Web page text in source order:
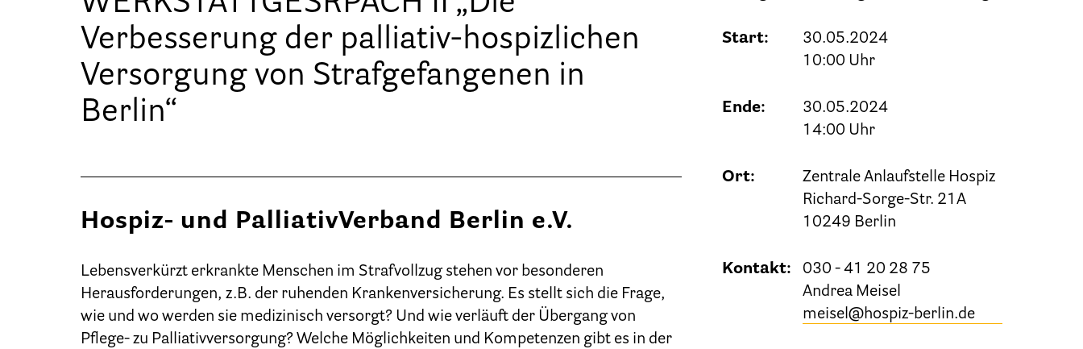
Geschäftsstelle des HPV Berlin
Freie Stellen
Mitgliederbereich (Intranet)
Besondere Situationen
Betreuung Zuhause
Betreuung im Pflegeheim
Betreuung im stationären Hospiz
Verbesserung der palliativ-hospizlichen
Versorgung von Strafgefangenen in
Berlin“
Hospiz- und PalliativVerband Berlin e.V.
Lebensverkürzt erkrankte Menschen im Strafvollzug stehen vor besonderen
Herausforderungen, z.B. der ruhenden Krankenversicherung. Es stellt sich die Frage,
wie und wo werden sie medizinisch versorgt? Und wie verläuft der Übergang von
Pflege- zu Palliativversorgung? Welche Möglichkeiten und Kompetenzen gibt es in der
Start:
30.05.2024
10:00 Uhr
Ende:
30.05.2024
14:00 Uhr
Ort:
Zentrale Anlaufstelle Hospiz
Richard-Sorge-Str. 21A
10249 Berlin
Kontakt:
030 - 41 20 28 75
Andrea Meisel
meisel@hospiz-berlin.de